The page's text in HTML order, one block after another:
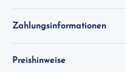
Zahlungsinformationen
Preishinweise